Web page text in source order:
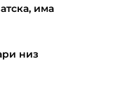
има
низ